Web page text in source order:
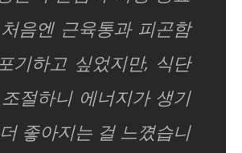
음엔 근육통과 피곤함
기하고 싶었지만, 식단
절하니 에너지가 생기
좋아지는 걸 느꼈습니